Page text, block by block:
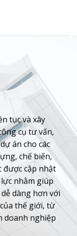
tục và xây
cụ tư vấn,
án cho các
chế biến,
được cập nhật
nhằm giúp
dàng hơn với
thế giới, từ
doanh nghiệp